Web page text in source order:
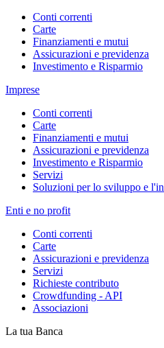
Conti correnti
Carte
Finanziamenti e mutui
Assicurazioni e previdenza
Investimento e Risparmio
Imprese
Conti correnti
Carte
Finanziamenti e mutui
Assicurazioni e previdenza
Investimento e Risparmio
Servizi
Soluzioni per lo sviluppo e
Enti e no profit
Conti correnti
Carte
Assicurazioni e previdenza
Servizi
Richieste contributo
Crowdfunding - API
Associazioni
La tua Banca